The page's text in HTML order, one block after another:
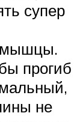
супер
мышцы.
прогиб
не